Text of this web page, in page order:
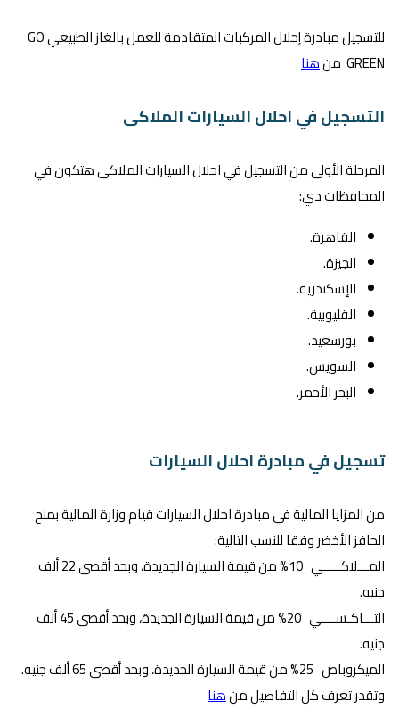
للتسجيل مبادرة إحلال المركبات المتقادمة للعمل بالغاز الطبيعي GO
GREEN من
هنا
التسجيل في احلال السيارات الملاكى
المرحلة الأولى من التسجيل في احلال السيارات الملاكى هتكون في
المحافظات دي:
القاهرة.
الجيزة.
الإسكندرية.
القليوبية.
بورسعيد.
السويس.
البحر الأحمر.
تسجيل في مبادرة احلال السيارات
من المزايا المالية في مبادرة احلال السيارات قيام وزارة المالية بمنح
الحافز الأخضر وفقا للنسب التالية:
المـــلاكـــــي 10% من قيمة السيارة الجديدة، وبحد أقصى 22 ألف
جنيه.
التـــاكـســــي 20% من قيمة السيارة الجديدة، وبحد أقصى 45 ألف
جنيه.
الميكروباص 25% من قيمة السيارة الجديدة، وبحد أقصى 65 ألف جنيه.
وتقدر تعرف كل التفاصيل منهنا